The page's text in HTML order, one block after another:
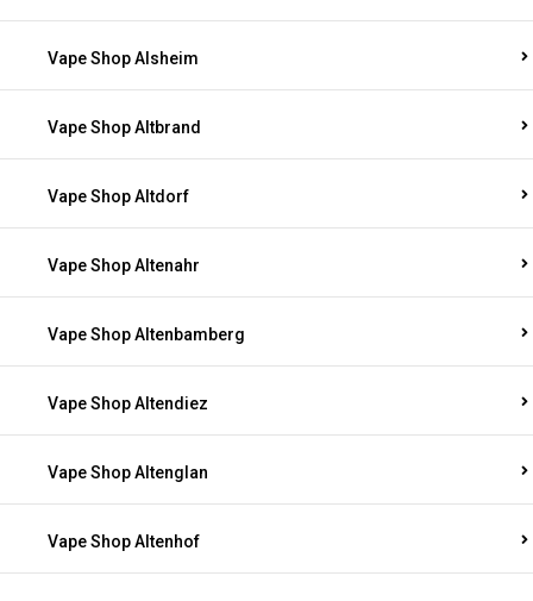
Vape Shop Alsheim
Vape Shop Altbrand
Vape Shop Altdorf
Vape Shop Altenahr
Vape Shop Altenbamberg
Vape Shop Altendiez
Vape Shop Altenglan
Vape Shop Altenhof